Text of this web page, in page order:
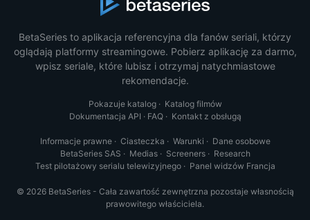
BetaSeries to aplikacja referencyjna dla fanów seriali, którzy
oglądają platformy streamingowe. Pobierz aplikację za darmo,
wpisz seriale, które lubisz i otrzymaj natychmiastowe
rekomendacje.
Pokazuje katalog· Katalog filmów
Dokumentacja API · FAQ· Kontakt z obsługą
Informacje prawne· Ciasteczka · Warunki · Dane osobowe
BetaSeries SAS · Medias· Screeners· Research
Test pilotażowy serialu telewizyjnego· Panel widzów Francja
© 2026 BetaSeries - Cała zawartość zewnętrzna pozostaje własnością
prawowitego właściciela.